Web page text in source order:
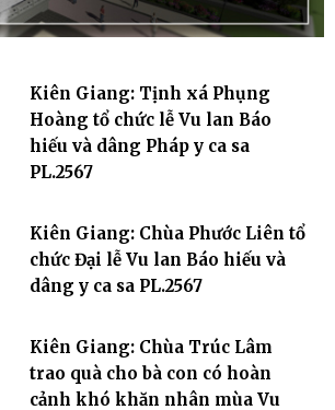
Kiên Giang: Tịnh xá Phụng
Hoàng tổ chức lễ Vu lan Báo
hiếu và dâng Pháp y ca sa
PL.2567
Kiên Giang: Chùa Phước Liên tổ
chức Đại lễ Vu lan Báo hiếu và
dâng y ca sa PL.2567
Kiên Giang: Chùa Trúc Lâm
trao quà cho bà con có hoàn
cảnh khó khăn nhân mùa Vu